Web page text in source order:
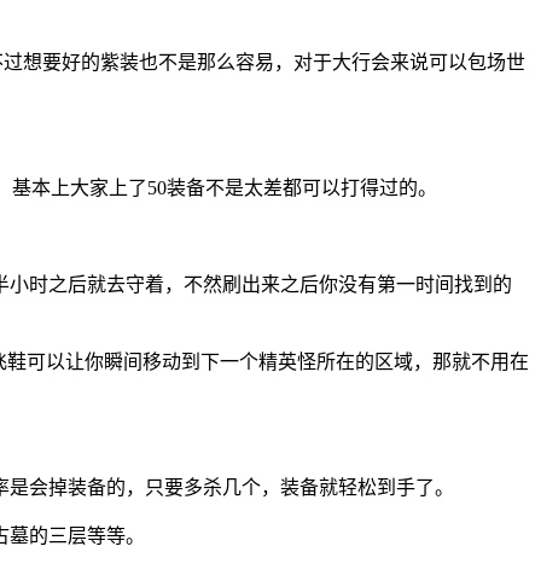
想要好的紫装也不是那么容易，对于大行会来说可以包场世
本上大家上了50装备不是太差都可以打得过的。
时之后就去守着，不然刷出来之后你没有第一时间找到的
可以让你瞬间移动到下一个精英怪所在的区域，那就不用在
会掉装备的，只要多杀几个，装备就轻松到手了。
的三层等等。